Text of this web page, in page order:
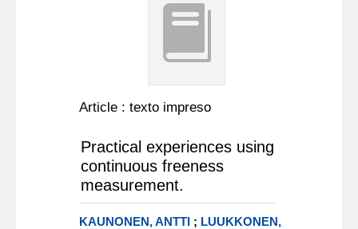
Article : texto impreso
Practical experiences using
continuous freeness
measurement.
KAUNONEN, ANTTI; LUUKKONEN,